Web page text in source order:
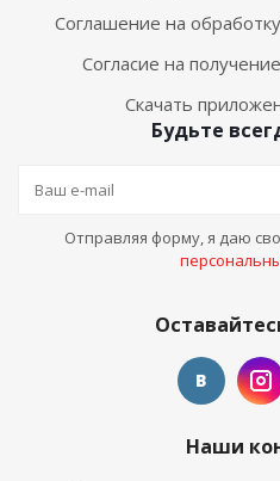
Соглашение на
Согласие на
Скачать
Будьте
Отправляя форму, я даю
Наши